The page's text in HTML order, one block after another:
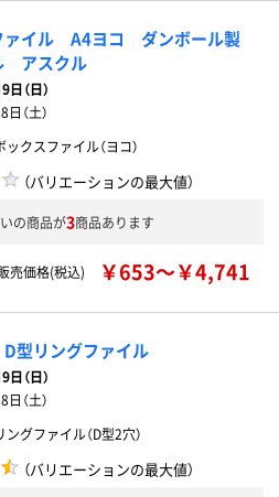
ァイル A4ヨコ ダンボール製
アスクル
日（日）
（土）
ックスファイル（ヨコ）
（バリエーションの最大値）
の商品が3商品あります
売価格(税込) ￥653～￥4,741
型リングファイル
日（日）
（土）
ングファイル（D型2穴）
（バリエーションの最大値）